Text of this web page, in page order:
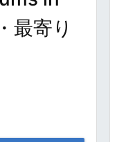
最寄り